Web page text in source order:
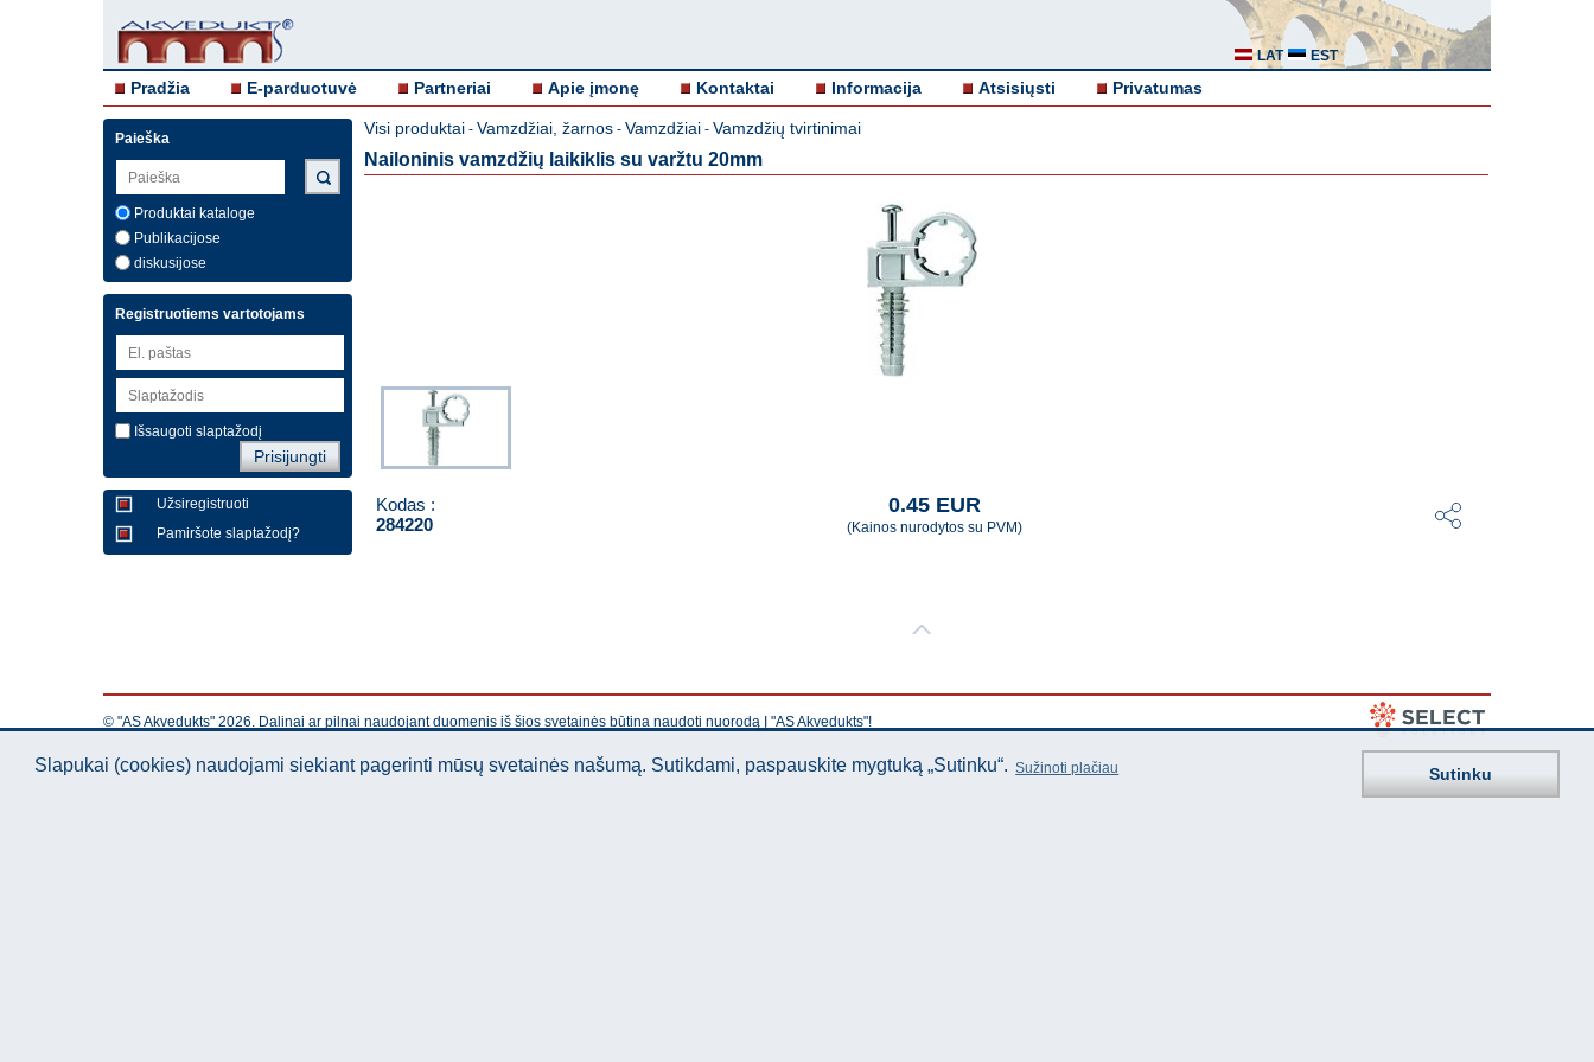
LAT EST
Pradžia E-parduotuvė Partneriai Apie įmonę Kontaktai Informacija Atsisiųsti Privatumas
Paieška
Produktai kataloge
Publikacijose
diskusijose
Registruotiems vartotojams
Išsaugoti slaptažodį
Užsiregistruoti
Pamiršote slaptažodį?
Visi produktai - Vamzdžiai, žarnos - Vamzdžiai - Vamzdžių tvirtinimai
Nailoninis vamzdžių laikiklis su varžtu 20mm
Kodas :
284220
0.45 EUR
(Kainos nurodytos su PVM)
© "AS Akvedukts" 2026. Dalinai ar pilnai naudojant duomenis iš šios svetainės būtina naudoti nuorodą Į "AS Akvedukts"!
Slapukai (cookies) naudojami siekiant pagerinti mūsų svetainės našumą. Sutikdami, paspauskite mygtuką „Sutinku“. Sužinoti plačiau Sutinku